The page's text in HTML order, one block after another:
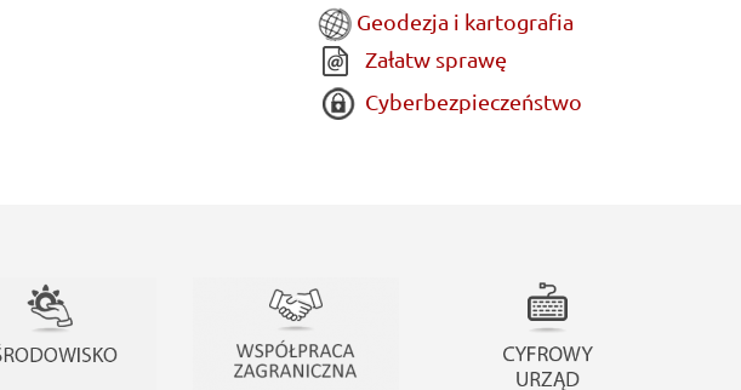
Geodezja i kartografia
Załatw sprawę
Cyberbezpieczeństwo